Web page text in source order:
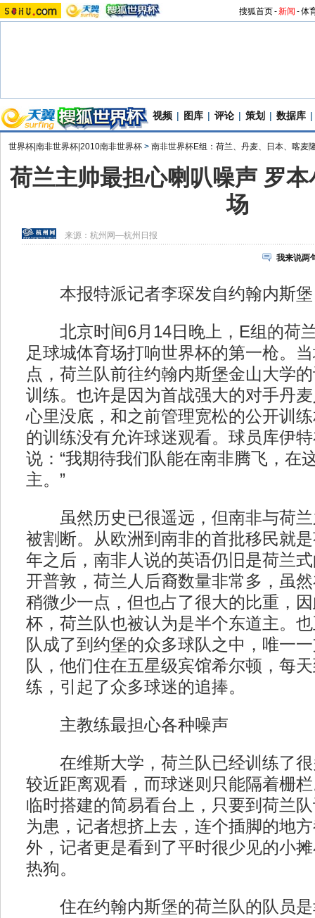
搜狐首页-新闻 -体
视频 | 图库 | 评论 | 策划 | 数据库 |
世界杯|南非世界杯|2010南非世界杯 > 南非世界杯E组：荷兰、丹麦、日本、喀麦
荷兰主帅最担心喇叭噪声 罗
场
来源： 杭州网—杭州日报
我来说两
本报特派记者李琛发自约翰内斯堡
北京时间6月14日晚上，E组的荷
足球城体育场打响世界杯的第一枪。
点，荷兰队前往约翰内斯堡金山大学
训练。也许是因为首战强大的对手丹
心里没底，和之前管理宽松的公开训
的训练没有允许球迷观看。球员库伊
说：“我期待我们队能在南非腾飞，在
主。”
虽然历史已很遥远，但南非与荷兰
被割断。从欧洲到南非的首批移民就
年之后，南非人说的英语仍旧是荷兰
开普敦，荷兰人后裔数量非常多，虽
稍微少一点，但也占了很大的比重，
杯，荷兰队也被认为是半个东道主。
队成了到约堡的众多球队之中，唯一
队，他们住在五星级宾馆希尔顿，每
练，引起了众多球迷的追捧。
主教练最担心各种噪声
在维斯大学，荷兰队已经训练了很
较近距离观看，而球迷则只能隔着栅
临时搭建的简易看台上，只要到荷兰
为患，记者想挤上去，连个插脚的地
外，记者更是看到了平时很少见的小
热狗。
住在约翰内斯堡的荷兰队的队员是